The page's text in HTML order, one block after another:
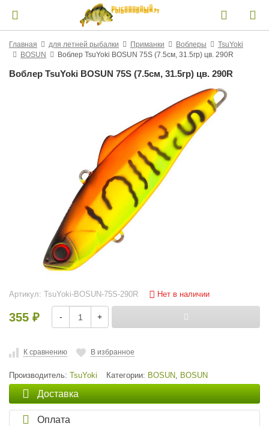
Главная для летней рыбалки Приманки Воблеры
TsuYoki
BOSUN
Воблер TsuYoki BOSUN 75S (7.5см, 31.5гр) цв. 290R
Воблер TsuYoki BOSUN 75S (7.5см, 31.5гр) цв. 290R
Артикул: TsuYoki-BOSUN-75S-290R Нет в наличии
355 ₽ - +
К сравнению В избранное
Производитель: TsuYoki Категории: BOSUN, BOSUN
Доставка
Оплата